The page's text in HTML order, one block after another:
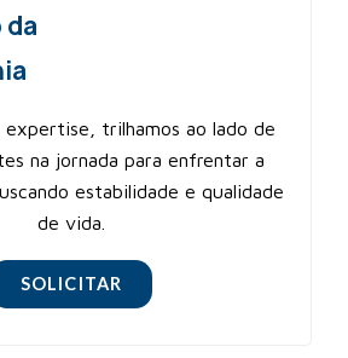
expertise, trilhamos ao lado de
na jornada para enfrentar a
estabilidade e qualidade
de vida.
SOLICITAR